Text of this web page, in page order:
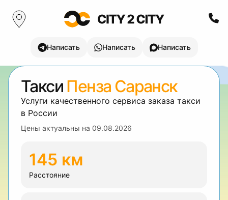
Написать Написать Написать
Такси Пенза Саранск
Услуги качественного сервиса заказа такси
в России
Цены актуальны на 09.08.2026
145 км
Расстояние